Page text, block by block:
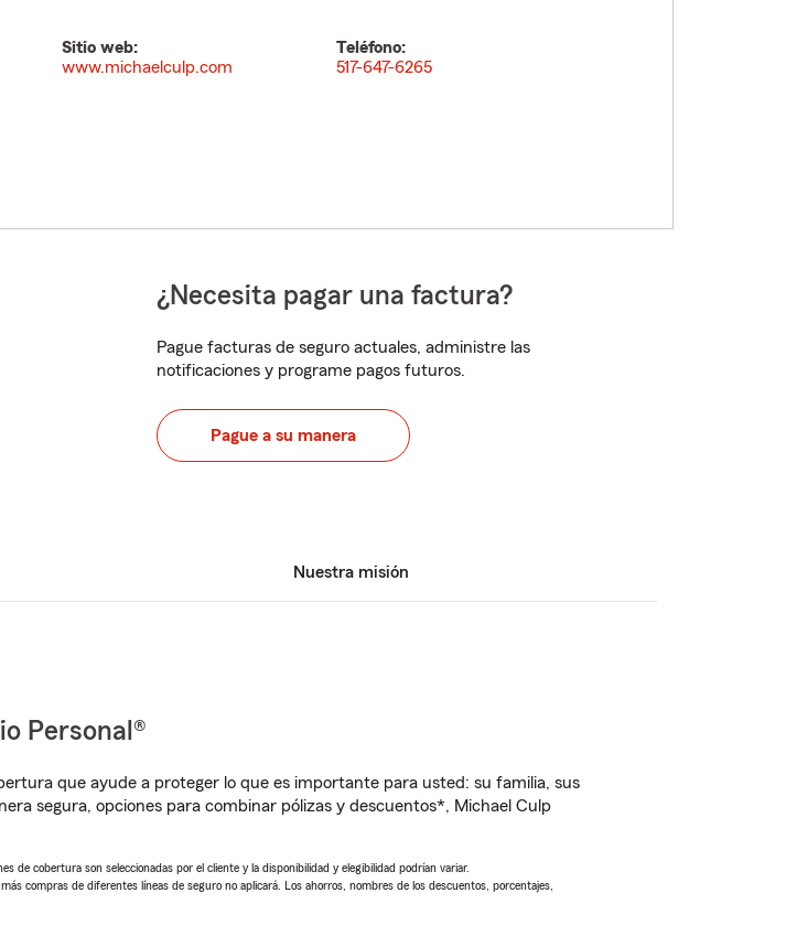
Sitio web:
www.michaelculp.com
Teléfono:
517-647-6265
¿Necesita pagar una factura?
Pague facturas de seguro actuales, administre las
notificaciones y programe pagos futuros.
Pague a su manera
Nuestra misión
Personal®
que ayude a proteger lo que es importante para usted: su familia, sus
segura, opciones para combinar pólizas y descuentos*, Michael Culp
de cobertura son seleccionadas por el cliente y la disponibilidad y elegibilidad podrían variar.
compras de diferentes líneas de seguro no aplicará. Los ahorros, nombres de los descuentos, porcentajes,